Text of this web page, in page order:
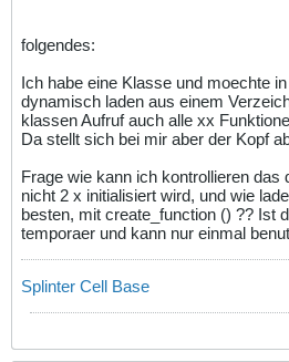
folgendes:
Ich habe eine Klasse und moechte
dynamisch laden aus einem
klassen Aufruf auch alle xx
Da stellt sich bei mir aber der Kopf
Frage wie kann ich kontrollieren das
nicht 2 x initialisiert wird, und wie
besten, mit create_function () ?? Ist
temporaer und kann nur einmal
Splinter Cell Base